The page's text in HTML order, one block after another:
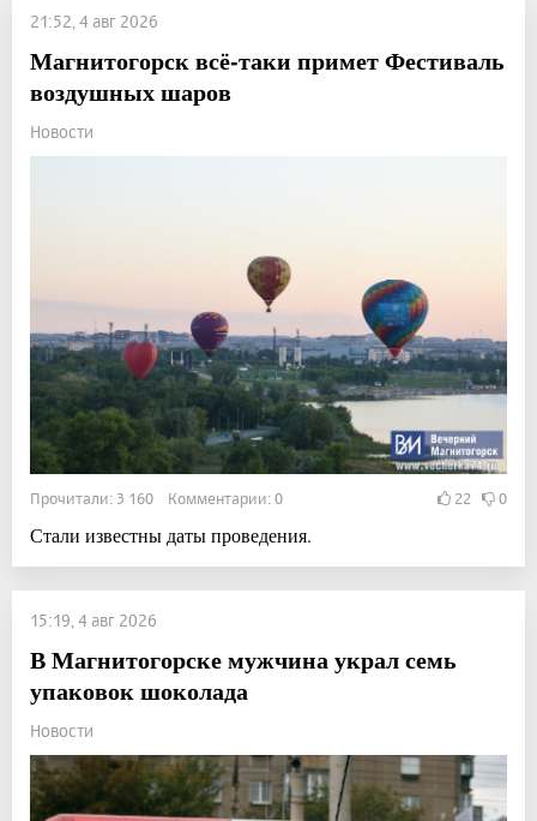
21:52, 4 авг 2026
Магнитогорск всё-таки примет Фестиваль
воздушных шаров
Новости
Прочитали: 3 160 Комментарии: 0 22 0
Стали известны даты проведения.
15:19, 4 авг 2026
В Магнитогорске мужчина украл семь
упаковок шоколада
Новости